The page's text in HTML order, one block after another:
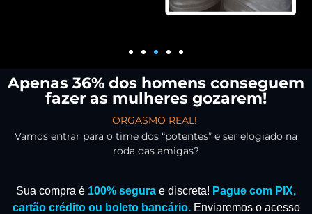
Apenas 36% dos homens conseguem
fazer as mulheres gozarem!
ORGASMO REAL!
Vamos entrar para o time dos “potentes” e ser elogiado na
roda das amigas?
Sua compra é 100% segura e discreta! Pague com PIX,
cartão crédito ou boleto bancário. Enviaremos o acesso